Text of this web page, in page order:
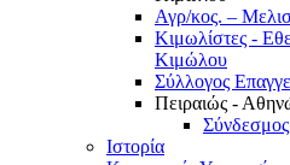
Αγρ/κος. –
Κιμωλίστες -
Κιμώλου
Σύλλογος
Πειραιώς -
Ιστορία